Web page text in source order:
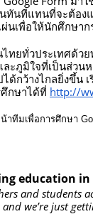
ทันทีแทนที่จะต้อง
นเพื่อให้นักศึกษา
ทยทั่วประเทศด้ว
ะภูมิใจที่เป็นส่วน
ด้กว้างไกลยิ่งขึ้น
ศึกษาได้ที่ http://
าทีมเพื่อการศึกษา
education in
and students
and we’re just